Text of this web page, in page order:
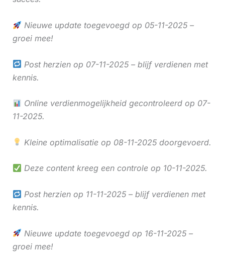
Nieuwe update toegevoegd op 05-11-2025 –
groei mee!
Post herzien op 07-11-2025 – blijf verdienen met
kennis.
Online verdienmogelijkheid gecontroleerd op 07-
11-2025.
Kleine optimalisatie op 08-11-2025 doorgevoerd.
Deze content kreeg een controle op 10-11-2025.
Post herzien op 11-11-2025 – blijf verdienen met
kennis.
Nieuwe update toegevoegd op 16-11-2025 –
groei mee!